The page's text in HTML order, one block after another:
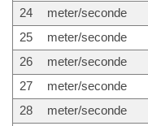
24
meter/seconde
25
meter/seconde
26
meter/seconde
27
meter/seconde
28
meter/seconde